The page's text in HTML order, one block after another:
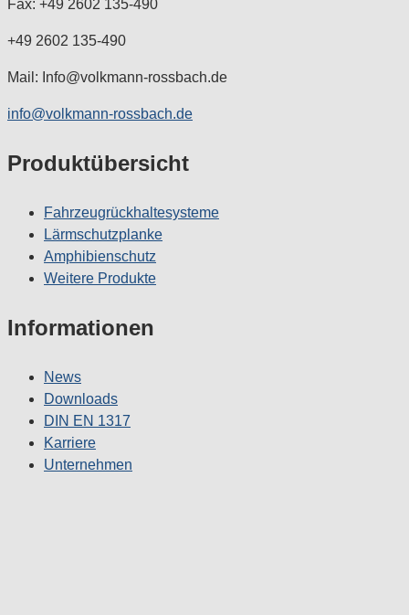
Fax: +49 2602 135-490
+49 2602 135-490
Mail: Info@volkmann-rossbach.de
info@volkmann-rossbach.de
Produktübersicht
Fahrzeugrückhaltesysteme
Lärmschutzplanke
Amphibienschutz
Weitere Produkte
Informationen
News
Downloads
DIN EN 1317
Karriere
Unternehmen